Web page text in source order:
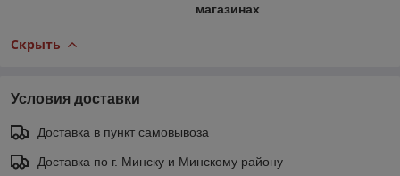
магазинах
Скрыть
Условия доставки
Доставка в пункт самовывоза
Доставка по г. Минску и Минскому району